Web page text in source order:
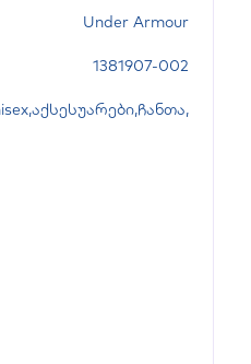
Under Armour
1381907-002
,აქსესუარები,ჩანთა,